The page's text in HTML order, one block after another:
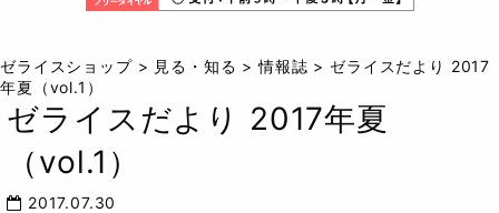
ゼライスショップ> 見る・知る >情報誌 > ゼライスだより 2017
年夏（vol.1）
ゼライスだより 2017年夏
（vol.1）
2017.07.30